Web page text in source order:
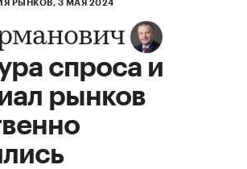
РЫНКОВ, 3 МАЯ 2024
спроса и
рынков